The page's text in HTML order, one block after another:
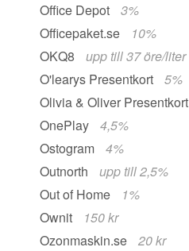
Office Depot
3%
Officepaket.se
10%
OKQ8
upp till 37 öre/liter
O'learys Presentkort
5%
Olivia & Oliver Presentkort
OnePlay
4,5%
Ostogram
4%
Outnorth
upp till 2,5%
Out of Home
1%
Ownit
150 kr
Ozonmaskin.se
20 kr